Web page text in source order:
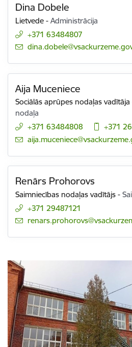
Dina Dobele
Lietvede -Administrācija
+371 63484807
E-pasts:
Aija Muceniece
Sociālās aprūpes nodaļas vadītāja
nodaļa
+371 63484808
+371
E-pasts:
Renārs Prohorovs
Saimniecības nodaļas vadītājs -
+371 29487121
E-pasts: